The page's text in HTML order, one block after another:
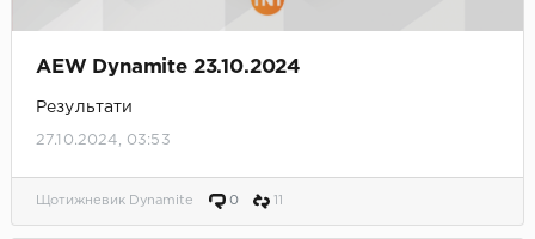
AEW Dynamite 23.10.2024
Результати
27.10.2024, 03:53
Щотижневик Dynamite 0